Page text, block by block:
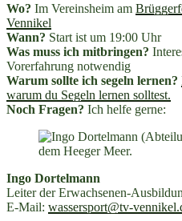
Wo? Im Vereinsheim am
Vennikel
Wann? Start ist um 19:00 Uhr
Was muss ich mitbringen?
Vorerfahrung notwendig
Warum sollte ich segeln lernen?
warum du Segeln lernen solltest.
Noch Fragen? Ich helfe gerne:
Ingo Dortelmann
Leiter der Erwachsenen-
E-Mail: wassersport@tv-